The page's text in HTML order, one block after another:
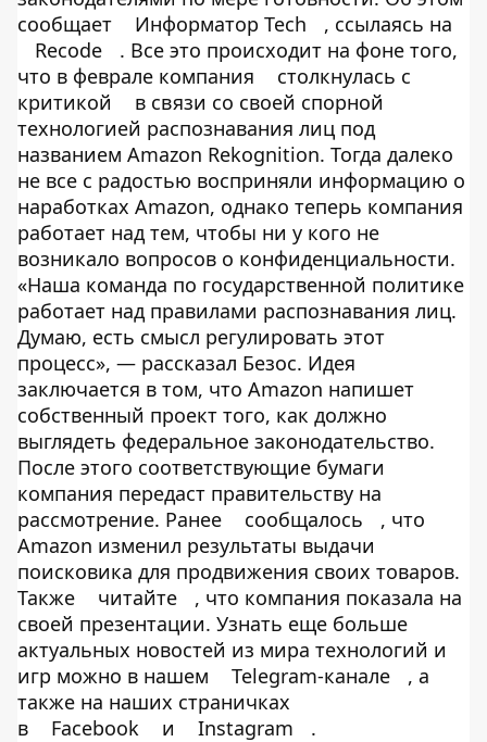
сообщает
Информатор Tech
, ссылаясь на
Recode
. Все это происходит на фоне того,
что в феврале компания
столкнулась с
критикой
в связи со своей спорной
технологией распознавания лиц под
названием Amazon Rekognition. Тогда далеко
не все с радостью восприняли информацию о
наработках Amazon, однако теперь компания
работает над тем, чтобы ни у кого не
возникало вопросов о конфиденциальности.
«Наша команда по государственной политике
работает над правилами распознавания лиц.
Думаю, есть смысл регулировать этот
процесс», — рассказал Безос. Идея
заключается в том, что Amazon напишет
собственный проект того, как должно
выглядеть федеральное законодательство.
После этого соответствующие бумаги
компания передаст правительству на
рассмотрение. Ранее
сообщалось
, что
Amazon изменил результаты выдачи
поисковика для продвижения своих товаров.
Также
читайте
, что компания показала на
своей презентации. Узнать еще больше
актуальных новостей из мира технологий и
игр можно в нашем
Telegram-канале
, а
также на наших страничках
в
Facebook и Instagram .